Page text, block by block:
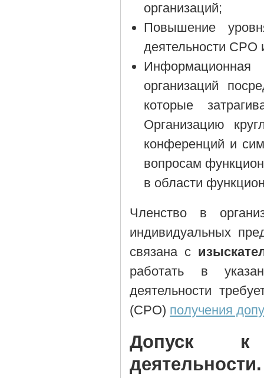
организаций;
Повышение
деятельности СРО
организаций
которые
Организацию
конференций и
вопросам
в области
Членство в
индивидуальных
связана с
работать в
деятельности
(СРО) получения
Допуск к
деятельности.